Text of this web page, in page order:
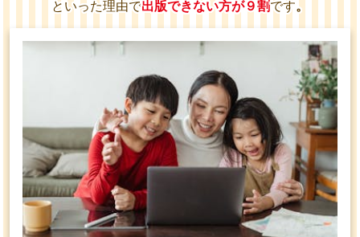
といった理由で出版できない方が９割です。